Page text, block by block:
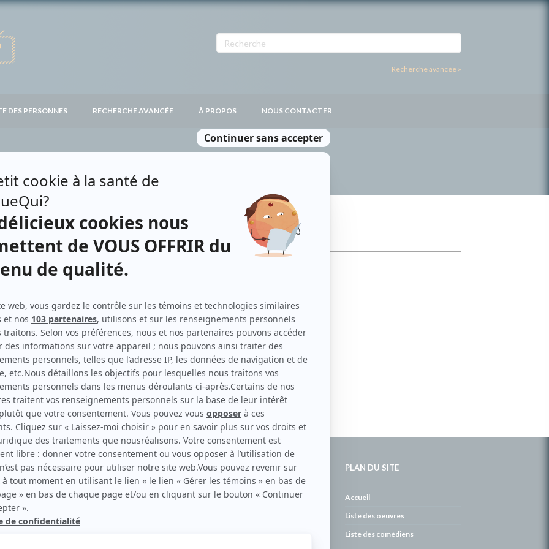
Recherche avancée »
DES PERSONNES RECHERCHE AVANCÉE À PROPOS NOUS CONTACTER
Personnages
District 31 ( Préposée résidence pour personnes âgées
2016)
Ruptures
Animatrice
Unité 9(Détenue atelier de couture2019 )
O'(Coralie )
carbure à son petit écran. Celui qu’on surnomme parfois «l’encyclopédie de
à 2001. Sa spécialité: la télé québécoise. On peut l’entendre régulièrement
PLAN DU SITE
Accueil
Liste des oeuvres
Liste des comédiens